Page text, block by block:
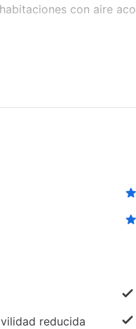
con aire
reducida